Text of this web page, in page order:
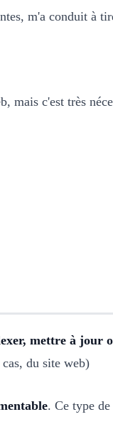
m'a conduit à
mais c'est très
mettre à jour
du site web)
. Ce type